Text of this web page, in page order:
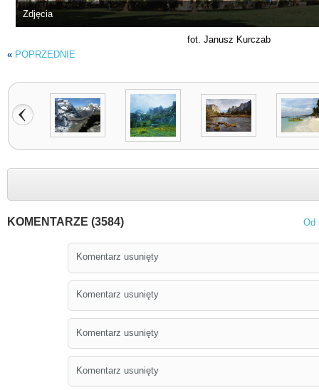
Zdjęcia
fot. Janusz Kurczab
« POPRZEDNIE
KOMENTARZE (3584) Od
Komentarz usunięty
Komentarz usunięty
Komentarz usunięty
Komentarz usunięty